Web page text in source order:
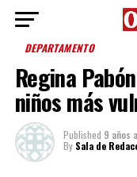
DEPARTAMENTO
Regina
niños más
Published 9 años
By Sala de